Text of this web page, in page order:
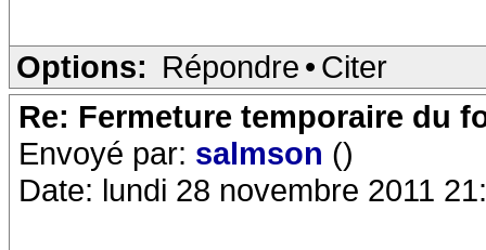
Options: Répondre • Citer
Re: Fermeture temporaire du
Envoyé par: salmson ()
Date: lundi 28 novembre 2011